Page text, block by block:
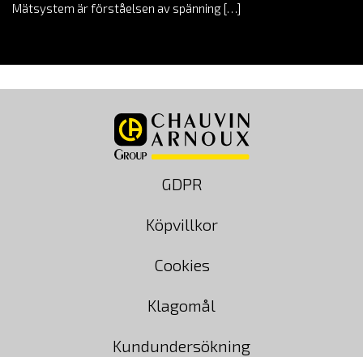
Mätsystem är förståelsen av spänning […]
GDPR
Köpvillkor
Cookies
Klagomål
Kundundersökning